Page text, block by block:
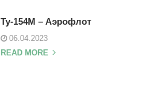
Ту-154М – Аэрофлот
06.04.2023
READ MORE